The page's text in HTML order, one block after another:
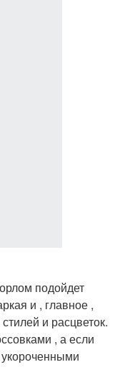
подойдет
и , главное ,
и расцветок.
, а если